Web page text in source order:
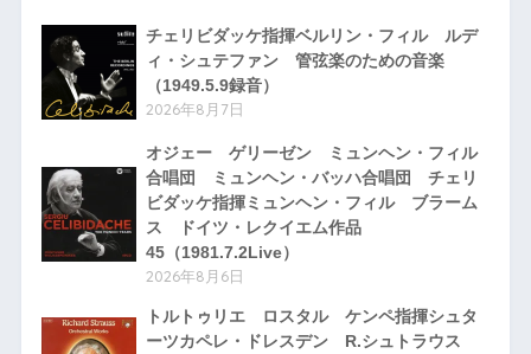
チェリビダッケ指揮ベルリン・フィル ルデ
ィ・シュテファン 管弦楽のための音楽
（1949.5.9録音）
2026年8月7日
オジェー ゲリーゼン ミュンヘン・フィル
合唱団 ミュンヘン・バッハ合唱団 チェリ
ビダッケ指揮ミュンヘン・フィル ブラーム
ス ドイツ・レクイエム作品
45（1981.7.2Live）
2026年8月6日
トルトゥリエ ロスタル ケンペ指揮シュタ
ーツカペレ・ドレスデン R.シュトラウス